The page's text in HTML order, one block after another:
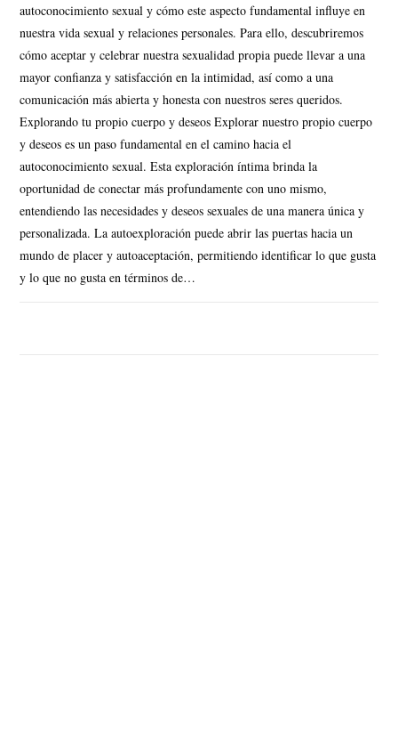
autoconocimiento sexual y cómo este aspecto fundamental influye en
nuestra vida sexual y relaciones personales. Para ello, descubriremos
cómo aceptar y celebrar nuestra sexualidad propia puede llevar a una
mayor confianza y satisfacción en la intimidad, así como a una
comunicación más abierta y honesta con nuestros seres queridos.
Explorando tu propio cuerpo y deseos Explorar nuestro propio cuerpo
y deseos es un paso fundamental en el camino hacia el
autoconocimiento sexual. Esta exploración íntima brinda la
oportunidad de conectar más profundamente con uno mismo,
entendiendo las necesidades y deseos sexuales de una manera única y
personalizada. La autoexploración puede abrir las puertas hacia un
mundo de placer y autoaceptación, permitiendo identificar lo que gusta
y lo que no gusta en términos de…